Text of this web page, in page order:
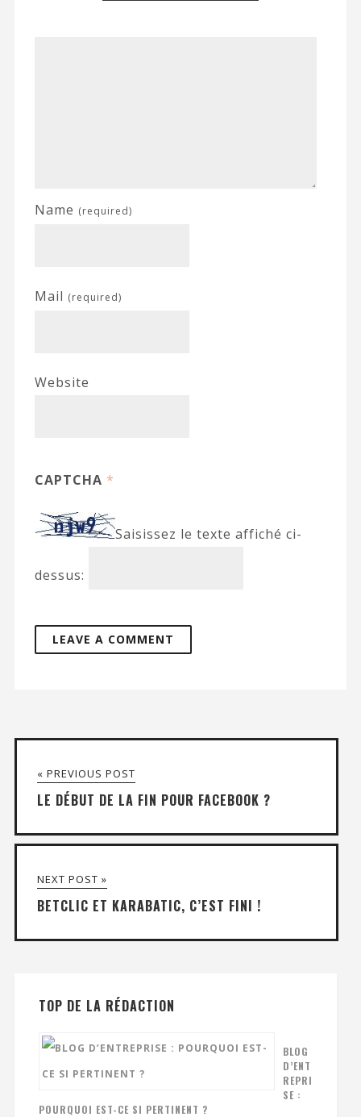
Name (required)
Mail (required)
Website
CAPTCHA *
Saisissez le texte affiché ci-
dessus:
« PREVIOUS POST
LE DÉBUT DE LA FIN POUR FACEBOOK ?
NEXT POST »
BETCLIC ET KARABATIC, C’EST FINI !
TOP DE LA RÉDACTION
BLOG
D’ENT
REPRI
SE :
POURQUOI EST-CE SI PERTINENT ?